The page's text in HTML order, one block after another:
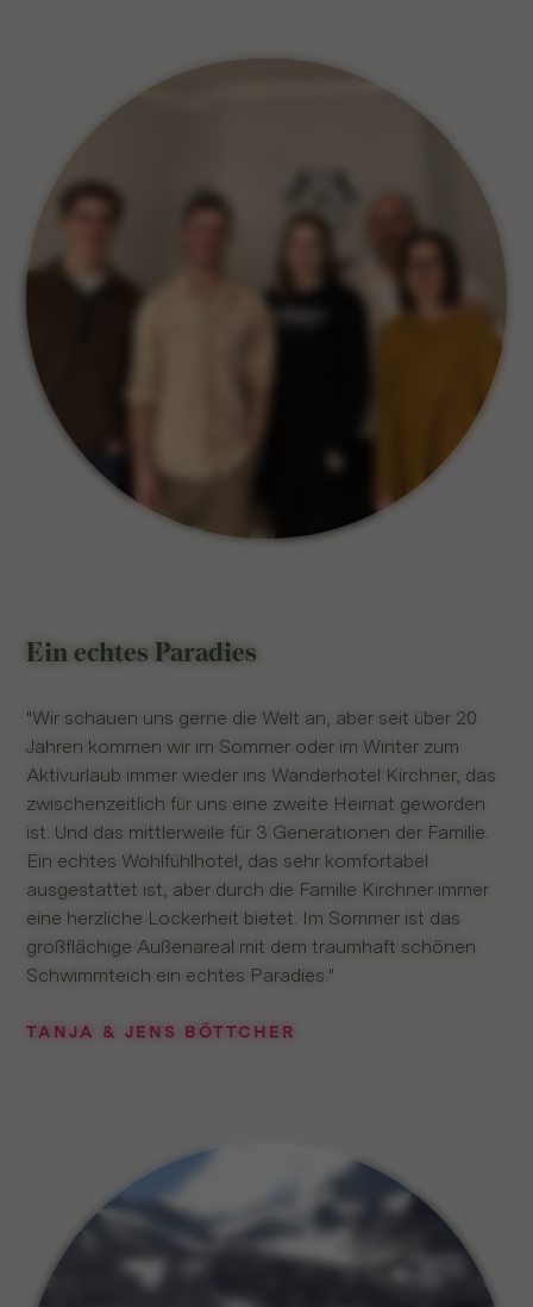
Ein echtes Paradies
"Wir schauen uns gerne die Welt an, aber seit über 20
Jahren kommen wir im Sommer oder im Winter zum
Aktivurlaub immer wieder ins Wanderhotel Kirchner, das
zwischenzeitlich für uns eine zweite Heimat geworden
ist. Und das mittlerweile für 3 Generationen der Familie.
Ein echtes Wohlfühlhotel, das sehr komfortabel
ausgestattet ist, aber durch die Familie Kirchner immer
eine herzliche Lockerheit bietet. Im Sommer ist das
großflächige Außenareal mit dem traumhaft schönen
Schwimmteich ein echtes Paradies."
TANJA & JENS BÖTTCHER